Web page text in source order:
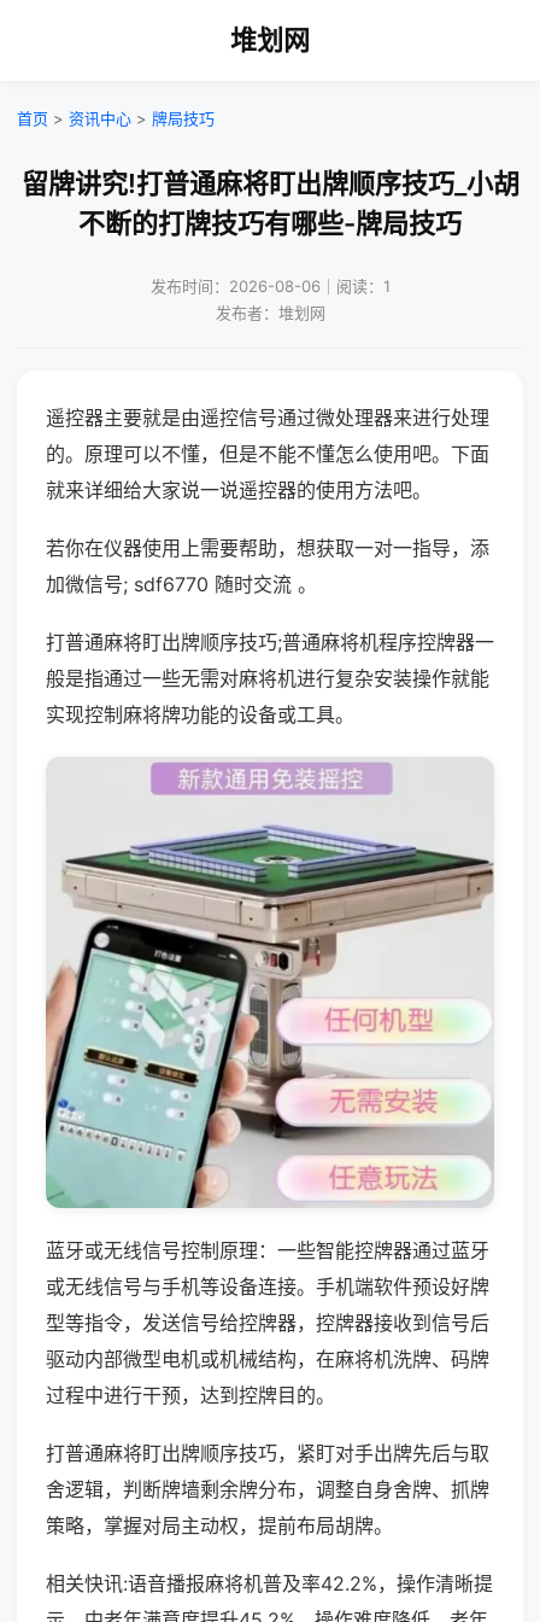
堆划网
首页 > 资讯中心 > 牌局技巧
留牌讲究!打普通麻将盯出牌顺序技巧_小胡
不断的打牌技巧有哪些-牌局技巧
发布时间：2026-08-06｜阅读：1
发布者：堆划网
遥控器主要就是由遥控信号通过微处理器来进行处理
的。原理可以不懂，但是不能不懂怎么使用吧。下面
就来详细给大家说一说遥控器的使用方法吧。
若你在仪器使用上需要帮助，想获取一对一指导，添
加微信号; sdf6770 随时交流 。
打普通麻将盯出牌顺序技巧;普通麻将机程序控牌器一
般是指通过一些无需对麻将机进行复杂安装操作就能
实现控制麻将牌功能的设备或工具。
蓝牙或无线信号控制原理：一些智能控牌器通过蓝牙
或无线信号与手机等设备连接。手机端软件预设好牌
型等指令，发送信号给控牌器，控牌器接收到信号后
驱动内部微型电机或机械结构，在麻将机洗牌、码牌
过程中进行干预，达到控牌目的。
打普通麻将盯出牌顺序技巧，紧盯对手出牌先后与取
舍逻辑，判断牌墙剩余牌分布，调整自身舍牌、抓牌
策略，掌握对局主动权，提前布局胡牌。
相关快讯:语音播报麻将机普及率42.2%，操作清晰提